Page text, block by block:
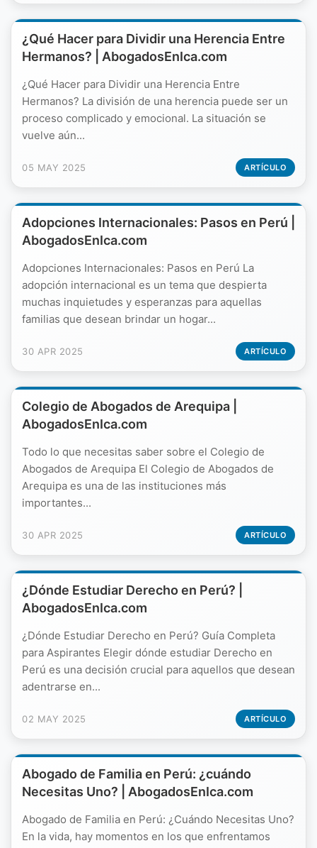
¿Qué Hacer para Dividir una Herencia Entre
Hermanos? | AbogadosEnIca.com
¿Qué Hacer para Dividir una Herencia Entre
Hermanos? La división de una herencia puede ser un
proceso complicado y emocional. La situación se
vuelve aún...
05 MAY 2025 ARTÍCULO
Adopciones Internacionales: Pasos en Perú |
AbogadosEnIca.com
Adopciones Internacionales: Pasos en Perú La
adopción internacional es un tema que despierta
muchas inquietudes y esperanzas para aquellas
familias que desean brindar un hogar...
30 APR 2025 ARTÍCULO
Colegio de Abogados de Arequipa |
AbogadosEnIca.com
Todo lo que necesitas saber sobre el Colegio de
Abogados de Arequipa El Colegio de Abogados de
Arequipa es una de las instituciones más
importantes...
30 APR 2025 ARTÍCULO
¿Dónde Estudiar Derecho en Perú? |
AbogadosEnIca.com
¿Dónde Estudiar Derecho en Perú? Guía Completa
para Aspirantes Elegir dónde estudiar Derecho en
Perú es una decisión crucial para aquellos que desean
adentrarse en...
02 MAY 2025 ARTÍCULO
Abogado de Familia en Perú: ¿cuándo
Necesitas Uno? | AbogadosEnIca.com
Abogado de Familia en Perú: ¿Cuándo Necesitas Uno?
En la vida, hay momentos en los que enfrentamos